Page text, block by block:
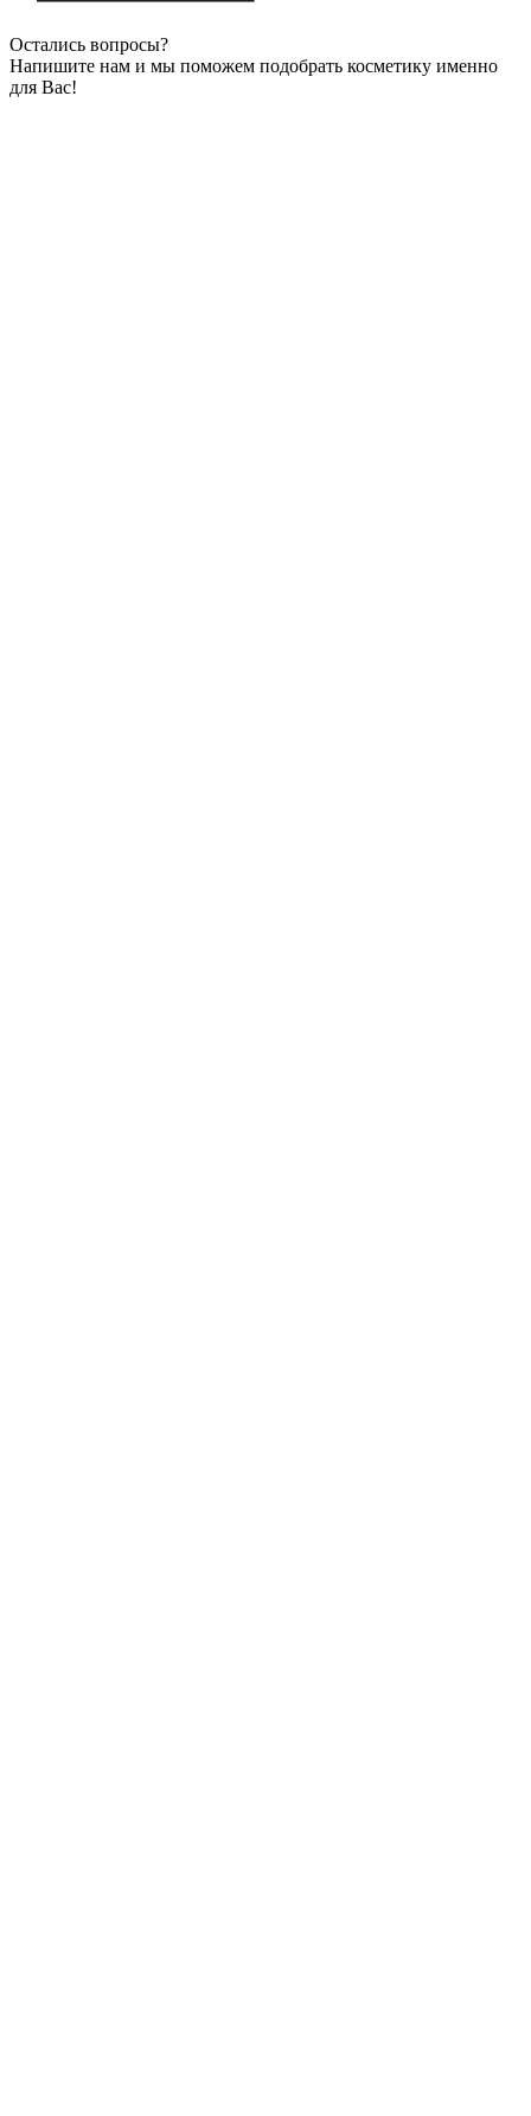
Остались вопросы?
Напишите нам и мы поможем подобрать косметику именно
для Вас!